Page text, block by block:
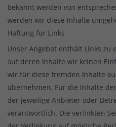
bekannt werden von
werden wir diese Inhalte
Haftung für Links
Unser Angebot enthält Links zu
auf deren Inhalte wir keinen
wir für diese fremden Inhalte
übernehmen. Für die Inhalte
der jeweilige Anbieter oder
verantwortlich. Die verlinkten